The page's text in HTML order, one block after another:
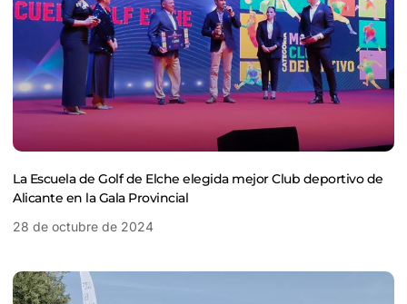
La Escuela de Golf de Elche elegida mejor Club deportivo de
Alicante en la Gala Provincial
28 de octubre de 2024